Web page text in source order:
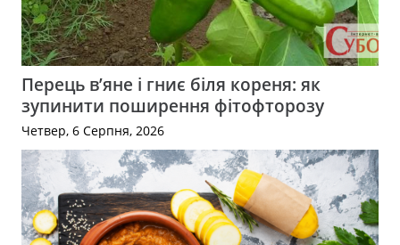
Перець в’яне і гниє біля кореня: як
зупинити поширення фітофторозу
Четвер, 6 Серпня, 2026